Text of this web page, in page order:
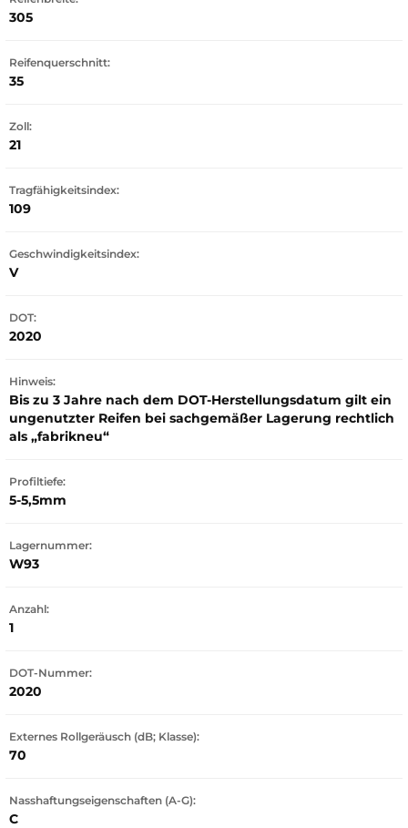
305
Reifenquerschnitt:
35
Zoll:
21
Tragfähigkeitsindex:
109
Geschwindigkeitsindex:
V
DOT:
2020
Hinweis:
Bis zu 3 Jahre nach dem DOT-Herstellungsdatum gilt ein
ungenutzter Reifen bei sachgemäßer Lagerung rechtlich
als „fabrikneu“
Profiltiefe:
5-5,5mm
Lagernummer:
W93
Anzahl:
1
DOT-Nummer:
2020
Externes Rollgeräusch (dB; Klasse):
70
Nasshaftungseigenschaften (A-G):
C